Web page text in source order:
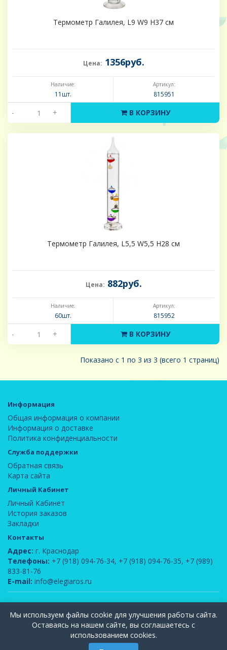
Термометр Галилея, L9 W9 H37 см
Цена: 1356руб.
Наличие:
11шт.
Артикул:
815951
- + В КОРЗИНУ
Термометр Галилея, L5,5 W5,5 H28 см
Цена: 882руб.
Наличие:
60шт.
Артикул:
815952
- + В КОРЗИНУ
Показано с 1 по 3 из 3 (всего 1 страниц)
Информация
Общая информация о компании
Информация о доставке
Политика конфиденциальности
Служба поддержки
Обратная связь
Карта сайта
Личный Кабинет
Личный Кабинет
История заказов
Закладки
Контакты
Адрес: г. Краснодар
Телефоны: +7 (918) 094-76-34, +7 (918) 094-76-35, +7 (989)
833-81-76
E-mail: info@elegiaros.ru
Вся информация, содержащаяся на данном сайте, является интеллектуальной
собственностью компании ООО "Элегия-РОС" и защищена законом РФ об
авторском праве. Публикация и использование любых материалов допускается
только с письменного согласия администрации сайта.
Мы используем файлы cookie для улучшения работы сайта.
Оставаясь на нашем сайте, вы соглашаетесь с
использованием cookies.